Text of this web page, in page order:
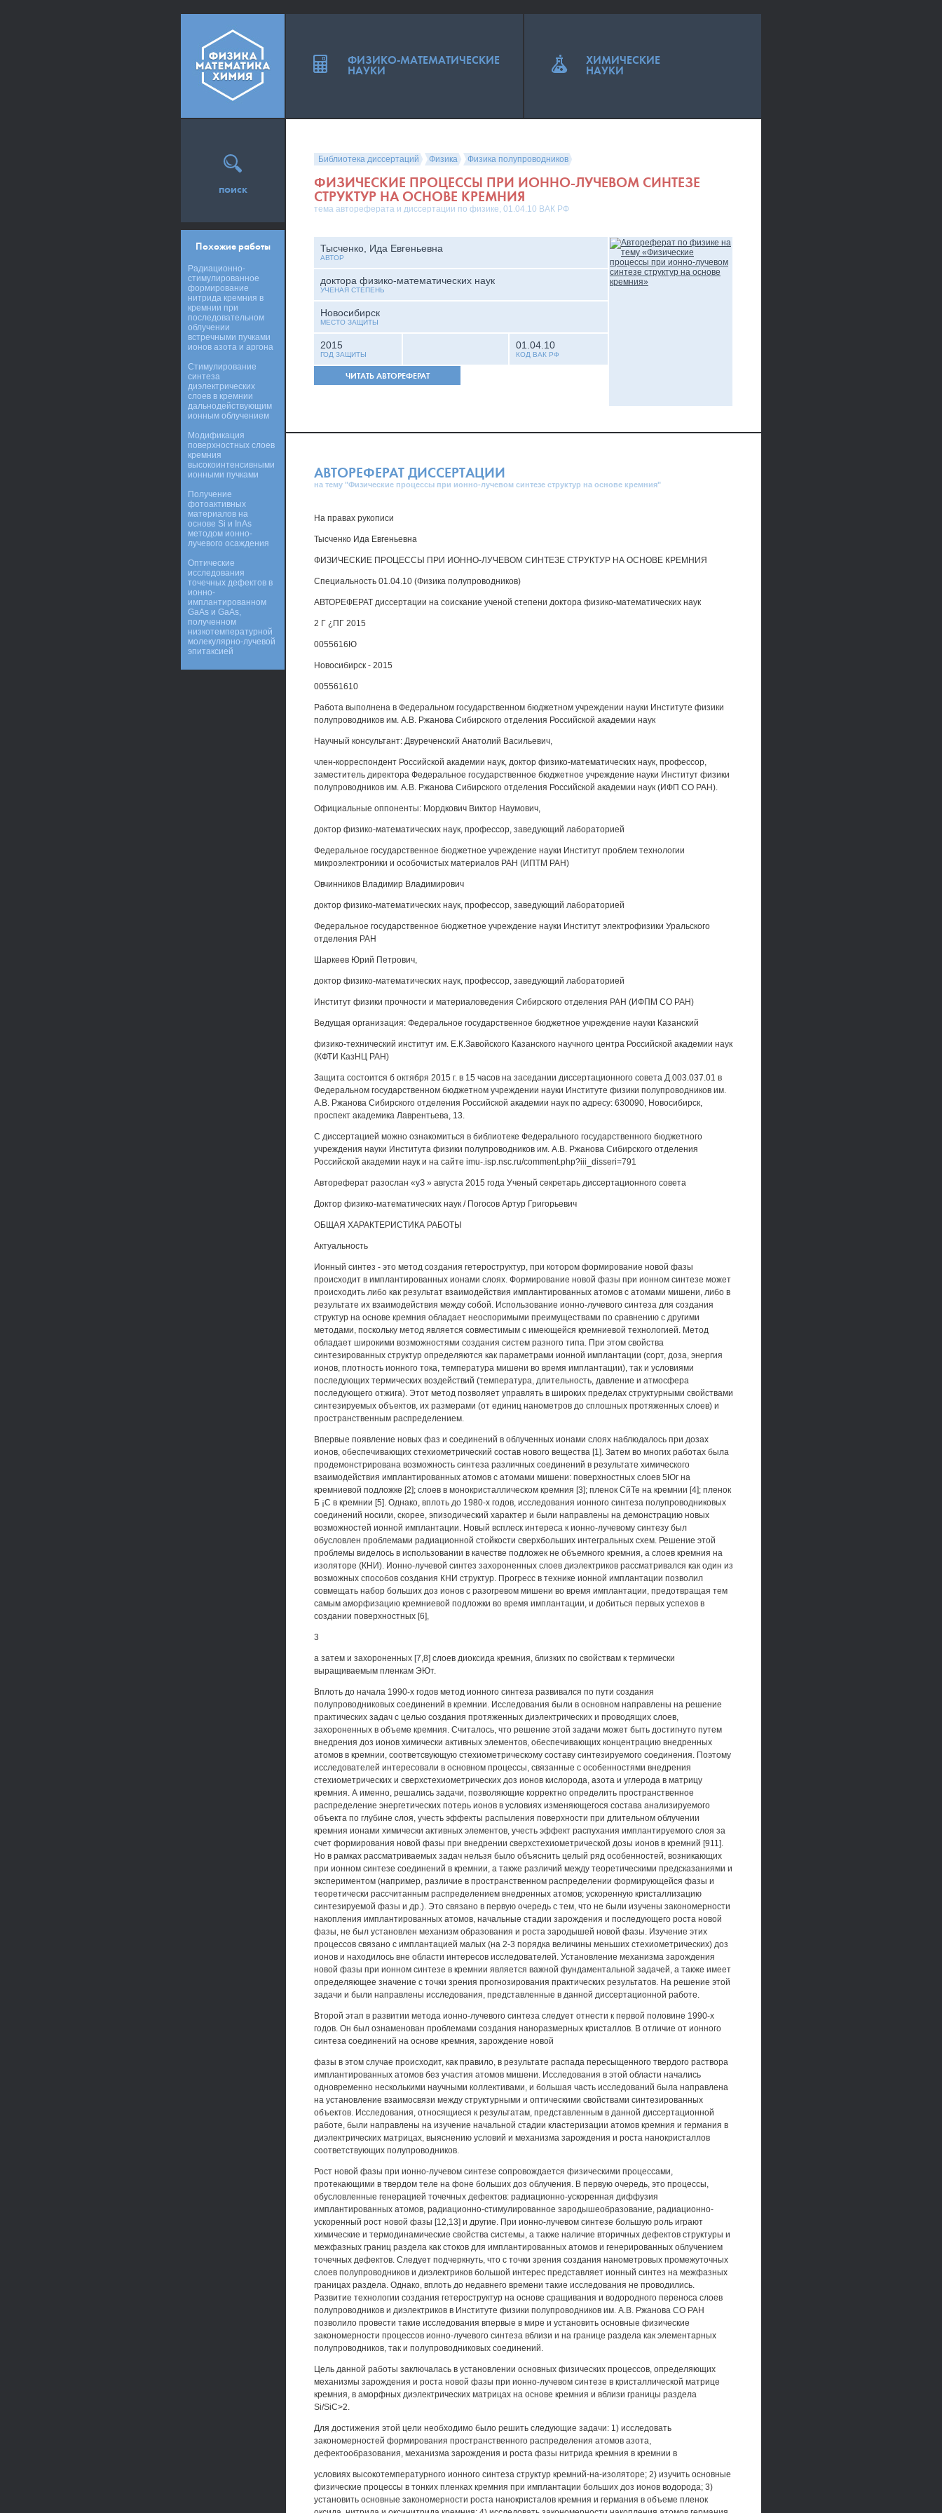
Библиотека диссертаций Физика Физика полупроводников
ФИЗИЧЕСКИЕ ПРОЦЕССЫ ПРИ ИОННО-ЛУЧЕВОМ СИНТЕЗЕ
СТРУКТУР НА ОСНОВЕ КРЕМНИЯ
тема автореферата и диссертации по физике, 01.04.10 ВАК РФ
Тысченко, Ида Евгеньевна
АВТОР
доктора физико-математических наук
УЧЕНАЯ СТЕПЕНЬ
Новосибирск
МЕСТО ЗАЩИТЫ
2015
ГОД ЗАЩИТЫ
01.04.10
КОД ВАК РФ
ЧИТАТЬ АВТОРЕФЕРАТ
АВТОРЕФЕРАТ ДИССЕРТАЦИИ
на тему "Физические процессы при ионно-лучевом синтезе структур на основе кремния"
На правах рукописи
Тысченко Ида Евгеньевна
ФИЗИЧЕСКИЕ ПРОЦЕССЫ ПРИ ИОННО-ЛУЧЕВОМ СИНТЕЗЕ СТРУКТУР НА ОСНОВЕ КРЕМНИЯ
Специальность 01.04.10 (Физика полупроводников)
АВТОРЕФЕРАТ диссертации на соискание ученой степени доктора физико-математических наук
2 Г ¿ПГ 2015
0055616Ю
Новосибирск - 2015
005561610
Работа выполнена в Федеральном государственном бюджетном учреждении науки Институте физики
полупроводников им. A.B. Ржанова Сибирского отделения Российской академии наук
Научный консультант: Двуреченский Анатолий Васильевич,
член-корреспондент Российской академии наук, доктор физико-математических наук, профессор,
заместитель директора Федеральное государственное бюджетное учреждение науки Институт физики
полупроводников им. A.B. Ржанова Сибирского отделения Российской академии наук (ИФП СО РАН).
Официальные оппоненты: Мордкович Виктор Наумович,
доктор физико-математических наук, профессор, заведующий лабораторией
Федеральное государственное бюджетное учреждение науки Институт проблем технологии
микроэлектроники и особочистых материалов РАН (ИПТМ РАН)
Овчинников Владимир Владимирович
доктор физико-математических наук, профессор, заведующий лабораторией
Федеральное государственное бюджетное учреждение науки Институт электрофизики Уральского
отделения РАН
Шаркеев Юрий Петрович,
доктор физико-математических наук, профессор, заведующий лабораторией
Институт физики прочности и материаловедения Сибирского отделения РАН (ИФПМ СО РАН)
Ведущая организация: Федеральное государственное бюджетное учреждение науки Казанский
физико-технический институт им. Е.К.Завойского Казанского научного центра Российской академии наук
(КФТИ КазНЦ РАН)
Защита состоится б октября 2015 г. в 15 часов на заседании диссертационного совета Д.003.037.01 в
Федеральном государственном бюджетном учреждении науки Институте физики полупроводников им.
A.B. Ржанова Сибирского отделения Российской академии наук по адресу: 630090, Новосибирск,
проспект академика Лаврентьева, 13.
С диссертацией можно ознакомиться в библиотеке Федерального государственного бюджетного
учреждения науки Института физики полупроводников им. A.B. Ржанова Сибирского отделения
Российской академии наук и на сайте imu-.isp.nsc.ru/comment.php?iii_disseri=791
Автореферат разослан «уЗ » августа 2015 года Ученый секретарь диссертационного совета
Доктор физико-математических наук / Погосов Артур Григорьевич
ОБЩАЯ ХАРАКТЕРИСТИКА РАБОТЫ
Актуальность
Ионный синтез - это метод создания гетероструктур, при котором формирование новой фазы
происходит в имплантированных ионами слоях. Формирование новой фазы при ионном синтезе может
происходить либо как результат взаимодействия имплантированных атомов с атомами мишени, либо в
результате их взаимодействия между собой. Использование ионно-лучевого синтеза для создания
структур на основе кремния обладает неоспоримыми преимуществами по сравнению с другими
методами, поскольку метод является совместимым с имеющейся кремниевой технологией. Метод
обладает широкими возможностями создания систем разного типа. При этом свойства
синтезированных структур определяются как параметрами ионной имплантации (сорт, доза, энергия
ионов, плотность ионного тока, температура мишени во время имплантации), так и условиями
последующих термических воздействий (температура, длительность, давление и атмосфера
последующего отжига). Этот метод позволяет управлять в широких пределах структурными свойствами
синтезируемых объектов, их размерами (от единиц нанометров до сплошных протяженных слоев) и
пространственным распределением.
Впервые появление новых фаз и соединений в облученных ионами слоях наблюдалось при дозах
ионов, обеспечивающих стехиометрический состав нового вещества [1]. Затем во многих работах была
продемонстрирована возможность синтеза различных соединений в результате химического
взаимодействия имплантированных атомов с атомами мишени: поверхностных слоев 5Юг на
кремниевой подложке [2]; слоев в монокристаллическом кремния [3]; пленок СйТе на кремнии [4]; пленок
Б ¡С в кремнии [5]. Однако, вплоть до 1980-х годов, исследования ионного синтеза полупроводниковых
соединений носили, скорее, эпизодический характер и были направлены на демонстрацию новых
возможностей ионной имплантации. Новый всплеск интереса к ионно-лучевому синтезу был
обусловлен проблемами радиационной стойкости сверхбольших интегральных схем. Решение этой
проблемы виделось в использовании в качестве подложек не объемного кремния, а слоев кремния на
изоляторе (КНИ). Ионно-лучевой синтез захороненных слоев диэлектриков рассматривался как один из
возможных способов создания КНИ структур. Прогресс в технике ионной имплантации позволил
совмещать набор больших доз ионов с разогревом мишени во время имплантации, предотвращая тем
самым аморфизацию кремниевой подложки во время имплантации, и добиться первых успехов в
создании поверхностных [6],
3
а затем и захороненных [7,8] слоев диоксида кремния, близких по свойствам к термически
выращиваемым пленкам ЭЮт.
Вплоть до начала 1990-х годов метод ионного синтеза развивался по пути создания
полупроводниковых соединений в кремнии. Исследования были в основном направлены на решение
практических задач с целью создания протяженных диэлектрических и проводящих слоев,
захороненных в объеме кремния. Считалось, что решение этой задачи может быть достигнуто путем
внедрения доз ионов химически активных элементов, обеспечивающих концентрацию внедренных
атомов в кремнии, соответсвующую стехиометрическому составу синтезируемого соединения. Поэтому
исследователей интересовали в основном процессы, связанные с особенностями внедрения
стехиометрических и сверхстехиометрических доз ионов кислорода, азота и углерода в матрицу
кремния. А именно, решались задачи, позволяющие корректно определить пространственное
распределение энергетических потерь ионов в условиях изменяющегося состава анализируемого
объекта по глубине слоя, учесть эффекты распыления поверхности при длительном облучении
кремния ионами химически активных элементов, учесть эффект распухания имплантируемого слоя за
счет формирования новой фазы при внедрении сверхстехиометрической дозы ионов в кремний [911].
Но в рамках рассматриваемых задач нельзя было объяснить целый ряд особенностей, возникающих
при ионном синтезе соединений в кремнии, а также различий между теоретическими предсказаниями и
экспериментом (например, различие в пространственном распределении формирующейся фазы и
теоретически рассчитанным распределением внедренных атомов; ускоренную кристаллизацию
синтезируемой фазы и др.). Это связано в первую очередь с тем, что не были изучены закономерности
накопления имплантированных атомов, начальные стадии зарождения и последующего роста новой
фазы, не был установлен механизм образования и роста зародышей новой фазы. Изучение этих
процессов связано с имплантацией малых (на 2-3 порядка величины меньших стехиометрических) доз
ионов и находилось вне области интересов исследователей. Установление механизма зарождения
новой фазы при ионном синтезе в кремнии является важной фундаментальной задачей, а также имеет
определяющее значение с точки зрения прогнозирования практических результатов. На решение этой
задачи и были направлены исследования, представленные в данной диссертационной работе.
Второй этап в развитии метода ионно-лучевого синтеза следует отнести к первой половине 1990-х
годов. Он был ознаменован проблемами создания наноразмерных кристаллов. В отличие от ионного
синтеза соединений на основе кремния, зарождение новой
фазы в этом случае происходит, как правило, в результате распада пересыщенного твердого раствора
имплантированных атомов без участия атомов мишени. Исследования в этой области начались
одновременно несколькими научными коллективами, и большая часть исследований была направлена
на установление взаимосвязи между структурными и оптическими свойствами синтезированных
объектов. Исследования, относящиеся к результатам, представленным в данной диссертационной
работе, были направлены на изучение начальной стадии кластеризации атомов кремния и германия в
диэлектрических матрицах, выяснению условий и механизма зарождения и роста нанокристаллов
соответствующих полупроводников.
Рост новой фазы при ионно-лучевом синтезе сопровождается физическими процессами,
протекающими в твердом теле на фоне больших доз облучения. В первую очередь, это процессы,
обусловленные генерацией точечных дефектов: радиационно-ускоренная диффузия
имплантированных атомов, радиационно-стимулированное зародышеобразование, радиационно-
ускоренный рост новой фазы [12,13] и другие. При ионно-лучевом синтезе большую роль играют
химические и термодинамические свойства системы, а также наличие вторичных дефектов структуры и
межфазных границ раздела как стоков для имплантированных атомов и генерированных облучением
точечных дефектов. Следует подчеркнуть, что с точки зрения создания нанометровых промежуточных
слоев полупроводников и диэлектриков большой интерес представляет ионный синтез на межфазных
границах раздела. Однако, вплоть до недавнего времени такие исследования не проводились.
Развитие технологии создания гетероструктур на основе сращивания и водородного переноса слоев
полупроводников и диэлектриков в Институте физики полупроводников им. A.B. Ржанова СО РАН
позволило провести такие исследования впервые в мире и установить основные физические
закономерности процессов ионно-лучевого синтеза вблизи и на границе раздела как элементарных
полупроводников, так и полупроводниковых соединений.
Цель данной работы заключалась в установлении основных физических процессов, определяющих
механизмы зарождения и роста новой фазы при ионно-лучевом синтезе в кристаллической матрице
кремния, в аморфных диэлектрических матрицах на основе кремния и вблизи границы раздела
Si/SiC>2.
Для достижения этой цели необходимо было решить следующие задачи: 1) исследовать
закономерностей формирования пространственного распределения атомов азота,
дефектообразования, механизма зарождения и роста фазы нитрида кремния в кремнии в
условиях высокотемпературного ионного синтеза структур кремний-на-изоляторе; 2) изучить основные
физические процессы в тонких пленках кремния при имплантации больших доз ионов водорода; 3)
установить основные закономерности роста нанокристалов кремния и германия в объеме пленок
поиск
Похожие работы
Радиационно-
стимулированное
формирование
нитрида кремния в
кремнии при
последовательном
облучении
встречными пучками
ионов азота и аргона
Стимулирование
синтеза
диэлектрических
слоев в кремнии
дальнодействующим
ионным облучением
Модификация
поверхностных слоев
кремния
высокоинтенсивными
ионными пучками
Получение
фотоактивных
материалов на
основе Si и InAs
методом ионно-
лучевого осаждения
Оптические
исследования
точечных дефектов в
ионно-
имплантированном
GaAs и GaAs,
полученном
низкотемпературной
молекулярно-лучевой
эпитаксией
ФИЗИКО-МАТЕМАТИЧЕСКИЕ
НАУКИ
ХИМИЧЕСКИЕ
НАУКИ